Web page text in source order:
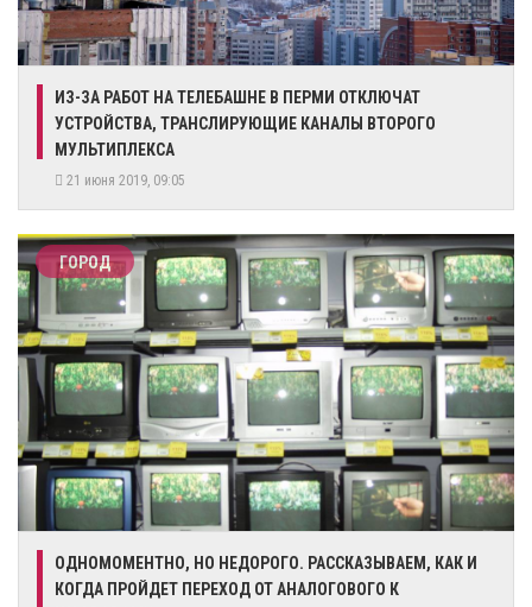
ИЗ-ЗА РАБОТ НА ТЕЛЕБАШНЕ В ПЕРМИ ОТКЛЮЧАТ
УСТРОЙСТВА, ТРАНСЛИРУЮЩИЕ КАНАЛЫ ВТОРОГО
МУЛЬТИПЛЕКСА
21 июня 2019, 09:05
ГОРОД
ОДНОМОМЕНТНО, НО НЕДОРОГО. РАССКАЗЫВАЕМ, КАК И
КОГДА ПРОЙДЕТ ПЕРЕХОД ОТ АНАЛОГОВОГО К